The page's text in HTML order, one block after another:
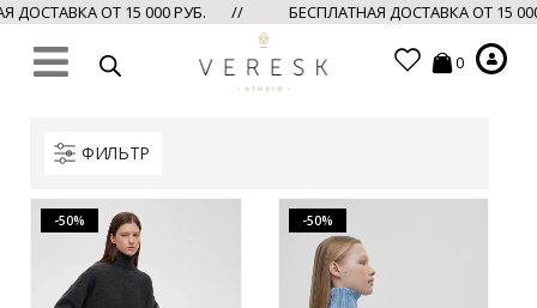
ДОСТАВКА ОТ 15 000 РУБ. // БЕСПЛАТНАЯ ДОСТАВКА ОТ 15
0
ФИЛЬТР
-50% -50%